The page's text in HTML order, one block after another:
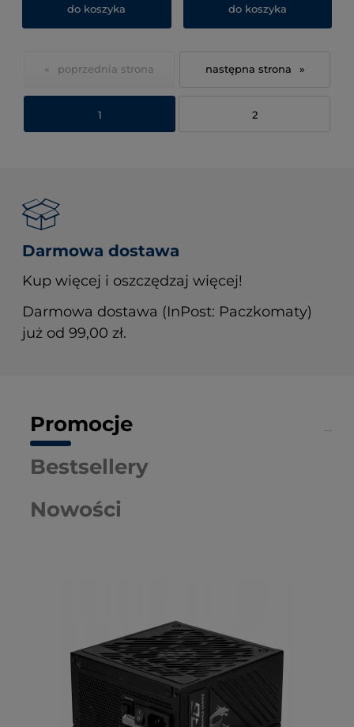
do koszyka do koszyka
«
1 2
»
Darmowa dostawa
Kup więcej i oszczędzaj więcej!
Darmowa dostawa (InPost: Paczkomaty)
już od 99,00 zł.
Promocje
Nowości
Bestsellery